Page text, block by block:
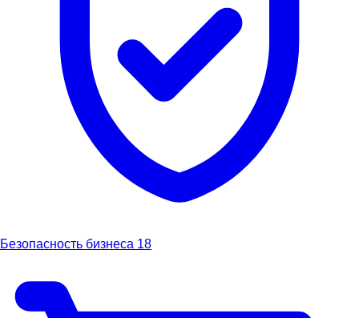
Безопасность бизнеса 18